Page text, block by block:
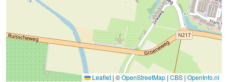
Leaflet | ©OpenStreetMap | CBS | OpenInfo.nl